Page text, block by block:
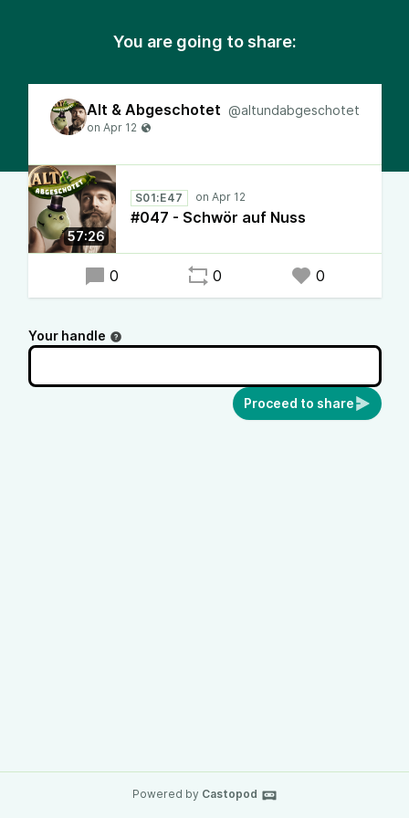
You are going to share:
Alt & Abgeschotet @altundabgeschotet
57:26
S01:E47
#047 - Schwör auf Nuss
0 0 0
Your handle
Proceed to share
Powered by Castopod